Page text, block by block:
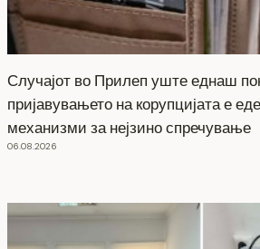
Случајот во Прилеп уште еднаш
пријавувањето на корупцијата е
механизми за нејзино спречување
06.08.2026